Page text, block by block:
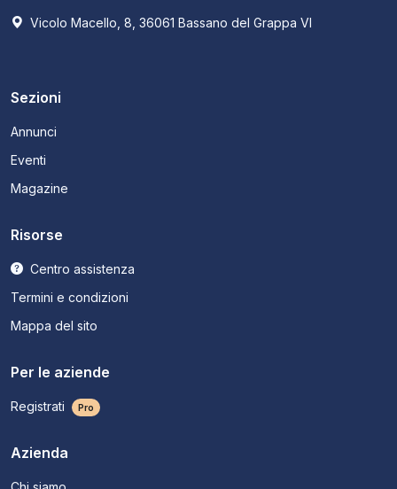
Vicolo Macello, 8, 36061 Bassano del Grappa VI
Sezioni
Annunci
Eventi
Magazine
Risorse
Centro assistenza
Termini e condizioni
Mappa del sito
Per le aziende
Registrati Pro
Azienda